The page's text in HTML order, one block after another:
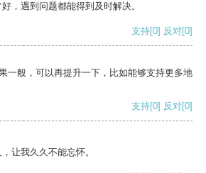
，遇到问题都能得到及时解决。
支持[0] 反对[0]
一般，可以再提升一下，比如能够支持更多地
支持[0] 反对[0]
让我久久不能忘怀。